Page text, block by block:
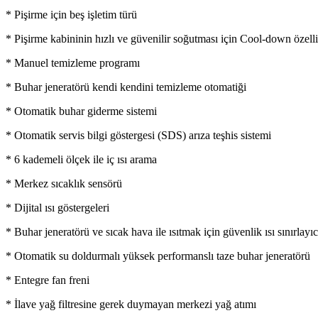
* Pişirme için beş işletim türü
* Pişirme kabininin hızlı ve güvenilir soğutması için Cool-down
* Manuel temizleme programı
* Buhar jeneratörü kendi kendini temizleme otomatiği
* Otomatik buhar giderme sistemi
* Otomatik servis bilgi göstergesi (SDS) arıza teşhis sistemi
* 6 kademeli ölçek ile iç ısı arama
* Merkez sıcaklık sensörü
* Dijital ısı göstergeleri
* Buhar jeneratörü ve sıcak hava ile ısıtmak için güvenlik ısı
* Otomatik su doldurmalı yüksek performanslı taze buhar jeneratörü
* Entegre fan freni
* İlave yağ filtresine gerek duymayan merkezi yağ atımı